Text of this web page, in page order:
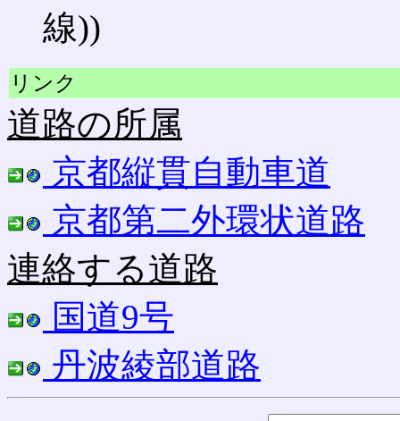
線))
リンク
道路の所属
京都縦貫自動車道
京都第二外環状道路
連絡する道路
国道9号
丹波綾部道路